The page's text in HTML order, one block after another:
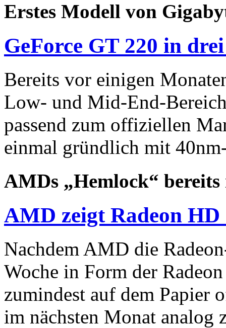
Erstes Modell von
GeForce GT 220 in
Bereits vor einigen
Low- und Mid-End-
passend zum offiziellen
einmal gründlich mit
AMDs „Hemlock“
AMD zeigt Radeon HD
Nachdem AMD die
Woche in Form der
zumindest auf dem Papier
im nächsten Monat analog